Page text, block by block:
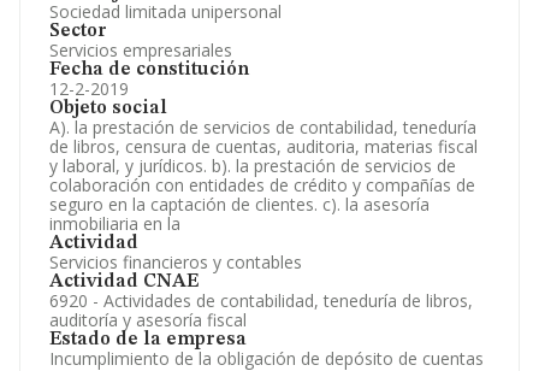
Sociedad limitada unipersonal
Sector
Servicios empresariales
Fecha de constitución
12-2-2019
Objeto social
A). la prestación de servicios de contabilidad, teneduría
de libros, censura de cuentas, auditoria, materias fiscal
y laboral, y jurídicos. b). la prestación de servicios de
colaboración con entidades de crédito y compañías de
seguro en la captación de clientes. c). la asesoría
inmobiliaria en la
Actividad
Servicios financieros y contables
Actividad CNAE
6920 - Actividades de contabilidad, teneduría de libros,
auditoría y asesoría fiscal
Estado de la empresa
Incumplimiento de la obligación de depósito de cuentas